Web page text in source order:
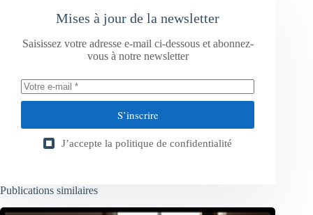
Mises à jour de la newsletter
Saisissez votre adresse e-mail ci-dessous et abonnez-
vous à notre newsletter
S’inscrire
J’accepte la politique de confidentialité
Publications similaires